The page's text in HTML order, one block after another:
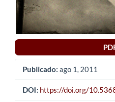
Publicado: ago 1, 2011
DOI: https://doi.org/